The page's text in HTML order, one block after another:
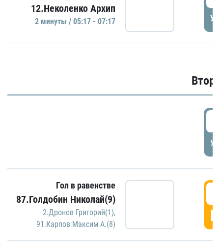
12.Неколенко Архип
2 минуты / 05:17 - 07:17
Гол в равенстве
87.Голдобин Николай(9)
2.Дронов Григорий(1),
91.Карпов Максим А.(8)